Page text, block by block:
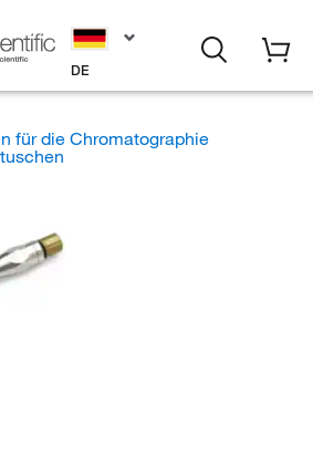
DE
für die Chromatographie